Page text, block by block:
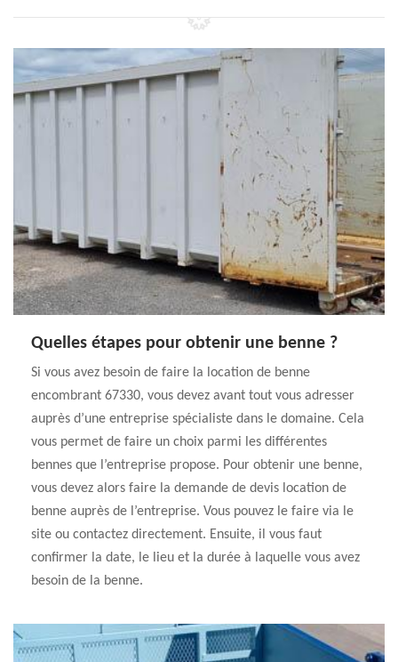
Quelles étapes pour obtenir une benne ?
Si vous avez besoin de faire la location de benne
encombrant 67330, vous devez avant tout vous adresser
auprès d’une entreprise spécialiste dans le domaine. Cela
vous permet de faire un choix parmi les différentes
bennes que l’entreprise propose. Pour obtenir une benne,
vous devez alors faire la demande de devis location de
benne auprès de l’entreprise. Vous pouvez le faire via le
site ou contactez directement. Ensuite, il vous faut
confirmer la date, le lieu et la durée à laquelle vous avez
besoin de la benne.